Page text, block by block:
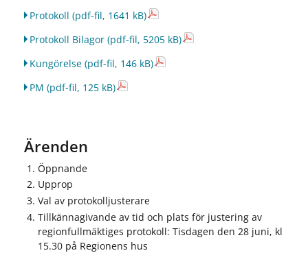
Protokoll (pdf-fil, 1641 kB)
Protokoll Bilagor(pdf-fil, 5205 kB)
Kungörelse(pdf-fil, 146 kB)
PM (pdf-fil, 125 kB)
Ärenden
Öppnande
Upprop
Val av protokolljusterare
Tillkännagivande av tid och plats för justering av
regionfullmäktiges protokoll: Tisdagen den 28 juni, kl
15.30 på Regionens hus